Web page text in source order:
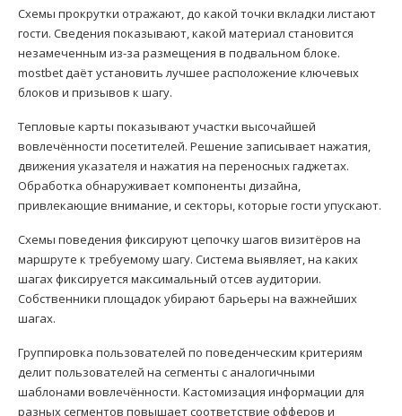
Схемы прокрутки отражают, до какой точки вкладки листают
гости. Сведения показывают, какой материал становится
незамеченным из-за размещения в подвальном блоке.
mostbet даёт установить лучшее расположение ключевых
блоков и призывов к шагу.
Тепловые карты показывают участки высочайшей
вовлечённости посетителей. Решение записывает нажатия,
движения указателя и нажатия на переносных гаджетах.
Обработка обнаруживает компоненты дизайна,
привлекающие внимание, и секторы, которые гости упускают.
Схемы поведения фиксируют цепочку шагов визитёров на
маршруте к требуемому шагу. Система выявляет, на каких
шагах фиксируется максимальный отсев аудитории.
Собственники площадок убирают барьеры на важнейших
шагах.
Группировка пользователей по поведенческим критериям
делит пользователей на сегменты с аналогичными
шаблонами вовлечённости. Кастомизация информации для
разных сегментов повышает соответствие офферов и